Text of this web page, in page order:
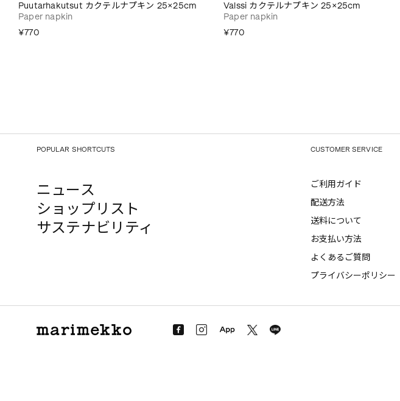
Puutarhakutsut カクテルナプキン 25×25cm
Paper napkin
¥770
Valssi カクテルナプキン 25×25cm
Paper napkin
¥770
POPULAR SHORTCUTS
ニュース
ショップリスト
サステナビリティ
CUSTOMER SERVICE
ご利用ガイド
配送方法
送料について
お支払い方法
よくあるご質問
プライバシーポリシー